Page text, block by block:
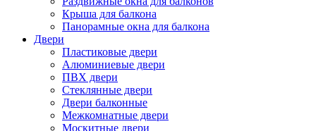
Крыша для балкона
Панорамные окна для балкона
Двери
Пластиковые двери
Алюминиевые двери
ПВХ двери
Стеклянные двери
Двери балконные
Межкомнатные двери
Москитные двери